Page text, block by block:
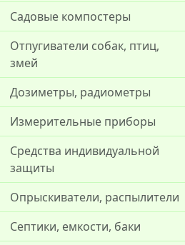
Садовые компостеры
Отпугиватели собак, птиц,
змей
Дозиметры, радиометры
Измерительные приборы
Средства индивидуальной
защиты
Опрыскиватели, распылители
Септики, емкости, баки